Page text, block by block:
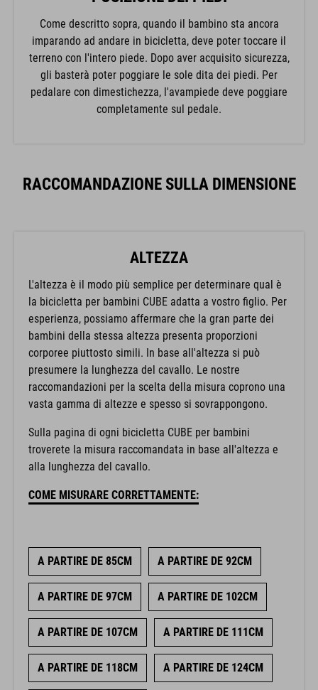
Come descritto sopra, quando il bambino sta ancora
imparando ad andare in bicicletta, deve poter toccare il
terreno con l'intero piede. Dopo aver acquisito sicurezza,
gli basterà poter poggiare le sole dita dei piedi. Per
pedalare con dimestichezza, l'avampiede deve poggiare
completamente sul pedale.
RACCOMANDAZIONE SULLA DIMENSIONE
ALTEZZA
L'altezza è il modo più semplice per determinare qual è
la bicicletta per bambini CUBE adatta a vostro figlio. Per
esperienza, possiamo affermare che la gran parte dei
bambini della stessa altezza presenta proporzioni
corporee piuttosto simili. In base all'altezza si può
presumere la lunghezza del cavallo. Le nostre
raccomandazioni per la scelta della misura coprono una
vasta gamma di altezze e spesso si sovrappongono.
Sulla pagina di ogni bicicletta CUBE per bambini
troverete la misura raccomandata in base all'altezza e
alla lunghezza del cavallo.
COME MISURARE CORRETTAMENTE:
A PARTIRE DE 85CM A PARTIRE DE 92CM
A PARTIRE DE 97CM A PARTIRE DE 102CM
A PARTIRE DE 107CM A PARTIRE DE 111CM
A PARTIRE DE 118CM A PARTIRE DE 124CM